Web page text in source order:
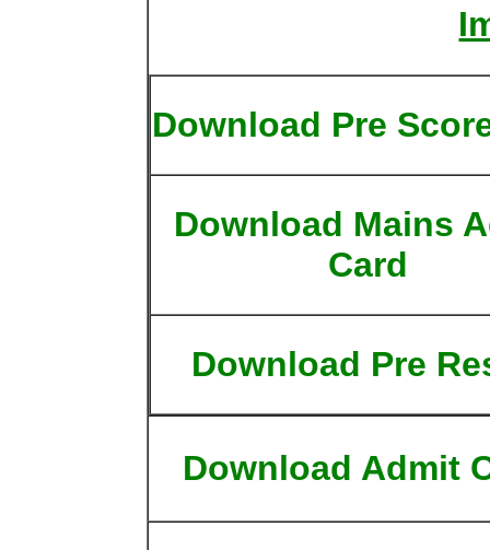
Download Pre
Download Mains
Card
Download Pre
Download Admit